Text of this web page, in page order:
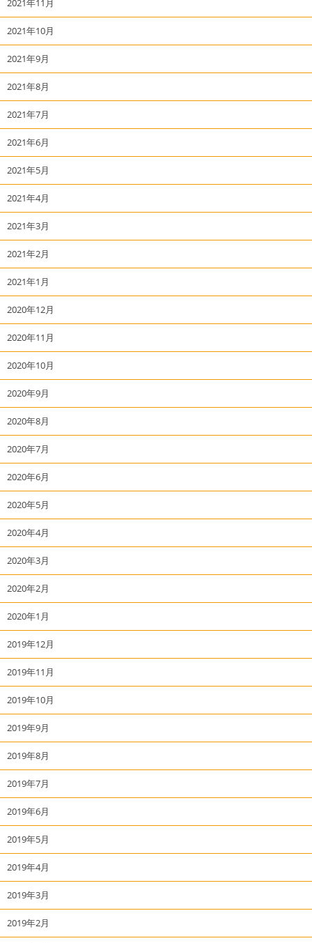
2021年11月
2021年10月
2021年9月
2021年8月
2021年7月
2021年6月
2021年5月
2021年4月
2021年3月
2021年2月
2021年1月
2020年12月
2020年11月
2020年10月
2020年9月
2020年8月
2020年7月
2020年6月
2020年5月
2020年4月
2020年3月
2020年2月
2020年1月
2019年12月
2019年11月
2019年10月
2019年9月
2019年8月
2019年7月
2019年6月
2019年5月
2019年4月
2019年3月
2019年2月